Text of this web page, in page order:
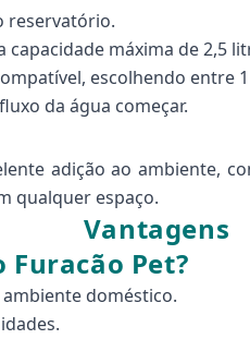
reservatório.
máxima de 2,5
escolhendo entre
da água começar.
adição ao ambiente,
qualquer espaço.
Vantagens
Furacão Pet?
doméstico.